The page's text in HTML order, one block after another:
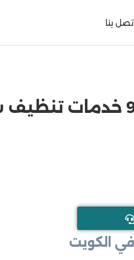
بنا
الكويت